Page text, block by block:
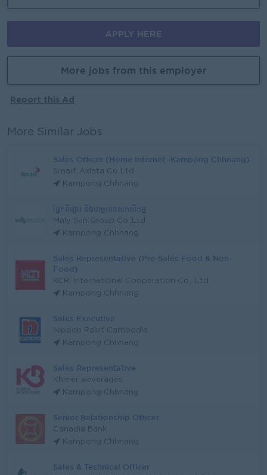
APPLY HERE
More jobs from this employer
Report this Ad
More Similar Jobs
Sales Officer (Home Internet -Kampong Chhnang)
Smart Axiata Co Ltd
Kampong Chhnang
ផ្នែកទីផ្សារ និងបច្ចេកទេសកសិកម្ម
Maly San Group Co.,Ltd
Kampong Chhnang
Sales Representative (Pre-Sales Food & Non-
Food)
KCRI International Cooperation Co., Ltd
Kampong Chhnang
Sales Executive
Nippon Paint Cambodia
Kampong Chhnang
Sales Representative
Khmer Beverages
Kampong Chhnang
Senior Relationship Officer
Canadia Bank
Kampong Chhnang
Sales & Technical Officer